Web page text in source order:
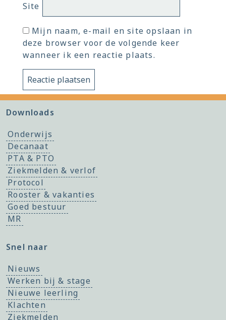
Site
Mijn naam, e-mail en site opslaan in
deze browser voor de volgende keer
wanneer ik een reactie plaats.
Downloads
Onderwijs
Decanaat
PTA & PTO
Ziekmelden & verlof
Protocol
Rooster & vakanties
Goed bestuur
MR
Snel naar
Nieuws
Werken bij & stage
Nieuwe leerling
Klachten
Ziekmelden